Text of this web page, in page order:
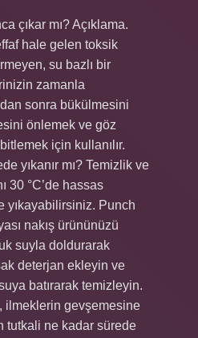
çıkar mı? Açıklama.
hale gelen toksik
su bazlı bir
zamanla
sonra bükülmesini
önlemek ve göz
için kullanılır.
yıkanır mı? Temizlik ve
30 °C’de hassas
yıkayabilirsiniz. Punch
nakış ürününüzü
suyla doldurarak
deterjan ekleyin ve
batırarak temizleyin.
ilmeklerin gevşemesine
tutkali ne kadar sürede